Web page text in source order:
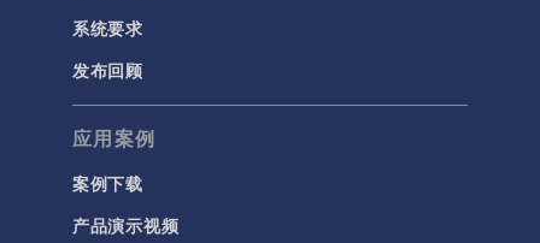
系统要求
发布回顾
应用案例
案例下载
产品演示视频